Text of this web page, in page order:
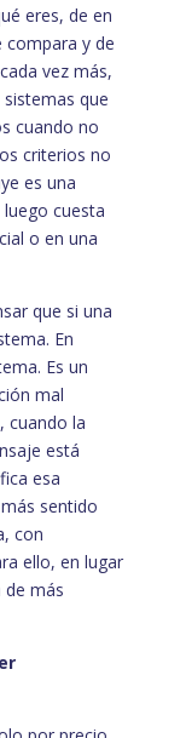
eres, de en
compara y de
vez más,
que
cuando no
criterios no
es una
cuesta
o en una
que si una
En
Es un
mal
cuando la
está
esa
sentido
con
ello, en lugar
de más